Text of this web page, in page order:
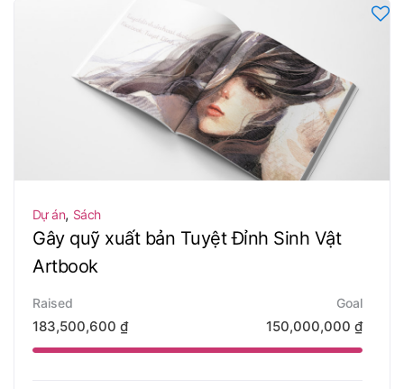
Dự án, Sách
Gây quỹ xuất bản Tuyệt Đỉnh Sinh Vật
Artbook
183,500,600 ₫
Raised
150,000,000 ₫
Goal